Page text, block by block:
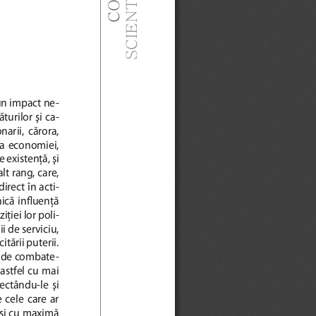
impact ne-
şi ca-
cărora,
economiei,
existenţă, şi
rang, care,
în acti-
infl uenţă
lor poli-
de serviciu,
puterii.
combate-
cu mai
le  şi
care  ar
cu maximă